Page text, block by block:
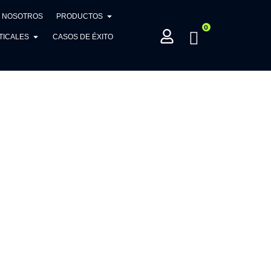
NOSOTROS PRODUCTOS
CASOS DE ÉXITO
0